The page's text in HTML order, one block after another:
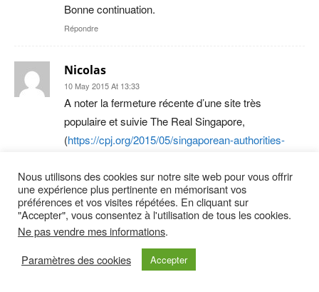
Bonne continuation.
Répondre
Nicolas
10 May 2015 At 13:33
A noter la fermeture récente d’une site très
populaire et suivie The Real Singapore,
(https://cpj.org/2015/05/singaporean-authorities-
donner une autre vision de la Cité-Etat. Le site a été
contraint de fermer au nom de l’intérêt public, de
l’ordre public et de l’harmonie. A singapour, c’est la
liberté d’être riche.
Nous utilisons des cookies sur notre site web pour vous offrir
une expérience plus pertinente en mémorisant vos
préférences et vos visites répétées. En cliquant sur
"Accepter", vous consentez à l'utilisation de tous les cookies.
Ne pas vendre mes informations.
Paramètres des cookies
Accepter